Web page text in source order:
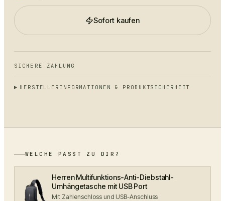
Sofort kaufen
SICHERE ZAHLUNG
HERSTELLERINFORMATIONEN & PRODUKTSICHERHEIT
WELCHE PASST ZU DIR?
Herren Multifunktions-Anti-Diebstahl-
Umhängetasche mit USB Port
Mit Zahlenschloss und USB-Anschluss